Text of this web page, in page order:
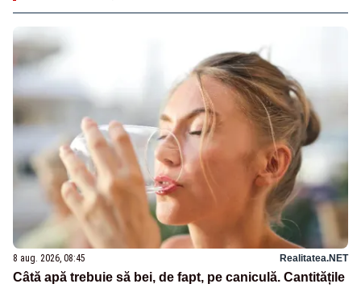
8 aug. 2026, 08:45 Realitatea.NET
Câtă apă trebuie să bei, de fapt, pe caniculă. Cantitățile